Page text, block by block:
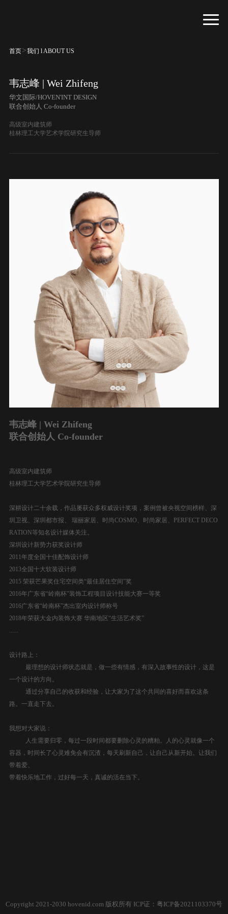
首页>我们 l ABOUT US
韦志峰 | Wei Zhifeng
华文国际/HOVEN'INT DESIGN
联合创始人 Co-founder
高级室内建筑师
桂林理工大学艺术学院研究生导师
韦志峰 | Wei Zhifeng
联合创始人 Co-founder
高级室内建筑师
桂林理工大学艺术学院研究生导师
深耕设计二十余载，作品屡获众多权威设计奖项，案例曾被央视空间榜样、深
圳卫视、深圳都市报、 瑞丽家居、时尚COSMO、时尚家居、PERFECT DECO
RATION等知名设计媒体关注。
深圳设计新势力获奖设计师
2011年度全国十佳配饰设计师
2013全国十大软装设计师
2015 荣获芒果奖住宅空间类“最佳居住空间”奖
2016年广东省“岭南杯”装饰工程项目设计技能大赛一等奖
2016广东省“岭南杯”杰出室内设计师称号
2018年荣获大金内装饰大赛 华南地区“生活艺术奖”
......
设计路上：
最理想的设计师状态就是，做一些有情感，有深入故事性的设计，这是
一个设计的方向。
通过分享自己的收获和经验，让大家为了这个共同的喜好而喜欢这条
路。一直走下去。
我想对大家说：
人生需要归零，每过一段时间都要删除心灵的糟粕。人的心灵就像一个
容器，时间长了心灵难免会有沉渣，每天刷新自己，让自己从新开始。让我们
带着爱、
带着快乐地工作，过好每一天，真诚的活在当下。
Copyright 2021-2030 hovenid.com 版权所有 ICP证： 粤ICP备2021103370号